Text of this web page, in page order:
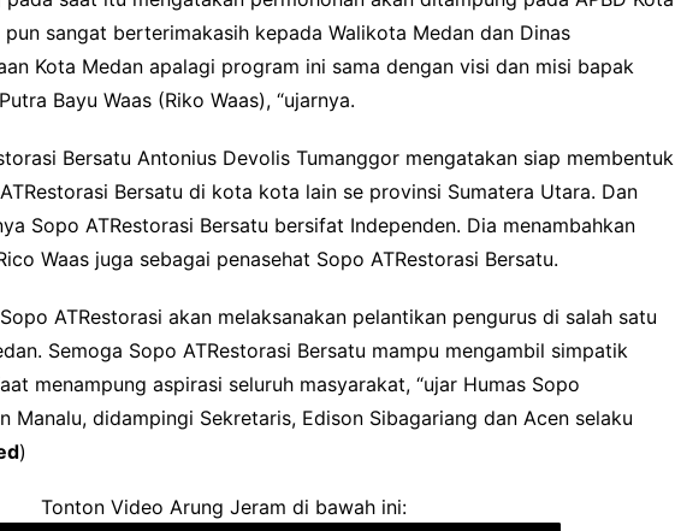
sangat berterimakasih kepada Walikota Medan dan Dinas
Kota Medan apalagi program ini sama dengan visi dan misi bapak
Bayu Waas (Riko Waas), “ujarnya.
Bersatu Antonius Devolis Tumanggor mengatakan siap membentuk
Bersatu di kota kota lain se provinsi Sumatera Utara. Dan
Sopo ATRestorasi Bersatu bersifat Independen. Dia menambahkan
Waas juga sebagai penasehat Sopo ATRestorasi Bersatu.
ATRestorasi akan melaksanakan pelantikan pengurus di salah satu
Semoga Sopo ATRestorasi Bersatu mampu mengambil simpatik
menampung aspirasi seluruh masyarakat, “ujar Humas Sopo
Manalu, didampingi Sekretaris, Edison Sibagariang dan Acen selaku
)
Tonton Video Arung Jeram di bawah ini: